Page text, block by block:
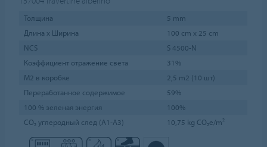
Толщина
5 mm
Длина х Ширина
100 cm x 25 cm
NCS
S 4500-N
Коэффициент отражение света
31%
М2 в коробке
2,5 m2 (10 шт)
Переработанное содержимое
59%
100 % зеленая энергия
100%
CO₂ углеродный след (A1-A3)
10,75 kg CO₂e/m²